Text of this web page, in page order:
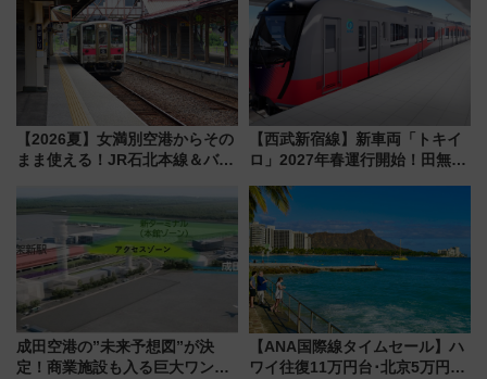
解説！
【2026夏】女満別空港からその
まま使える！JR石北本線＆バス
ーパス」でおトクに道東観光
（8/3発売）
【西武新宿線】新車両「トキイ
ロ」2027年春運行開始！田無・
「第2弾」も
成田空港の”未来予想図”が決
定！商業施設も入る巨大ワンタ
【ANA国際線タイムセール】ハ
ワイ往復11万円台･北京5万円台